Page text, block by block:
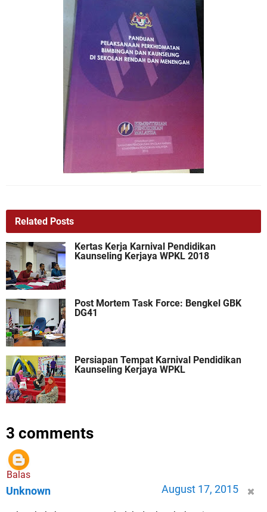
Related Posts
Kertas Kerja Karnival Pendidikan
Kaunseling Kerjaya WPKL 2018
Post Mortem Task Force: Bengkel GBK
DG41
Persiapan Tempat Karnival Pendidikan
Kaunseling Kerjaya WPKL
3 comments
Balas
Unknown August 17, 2015